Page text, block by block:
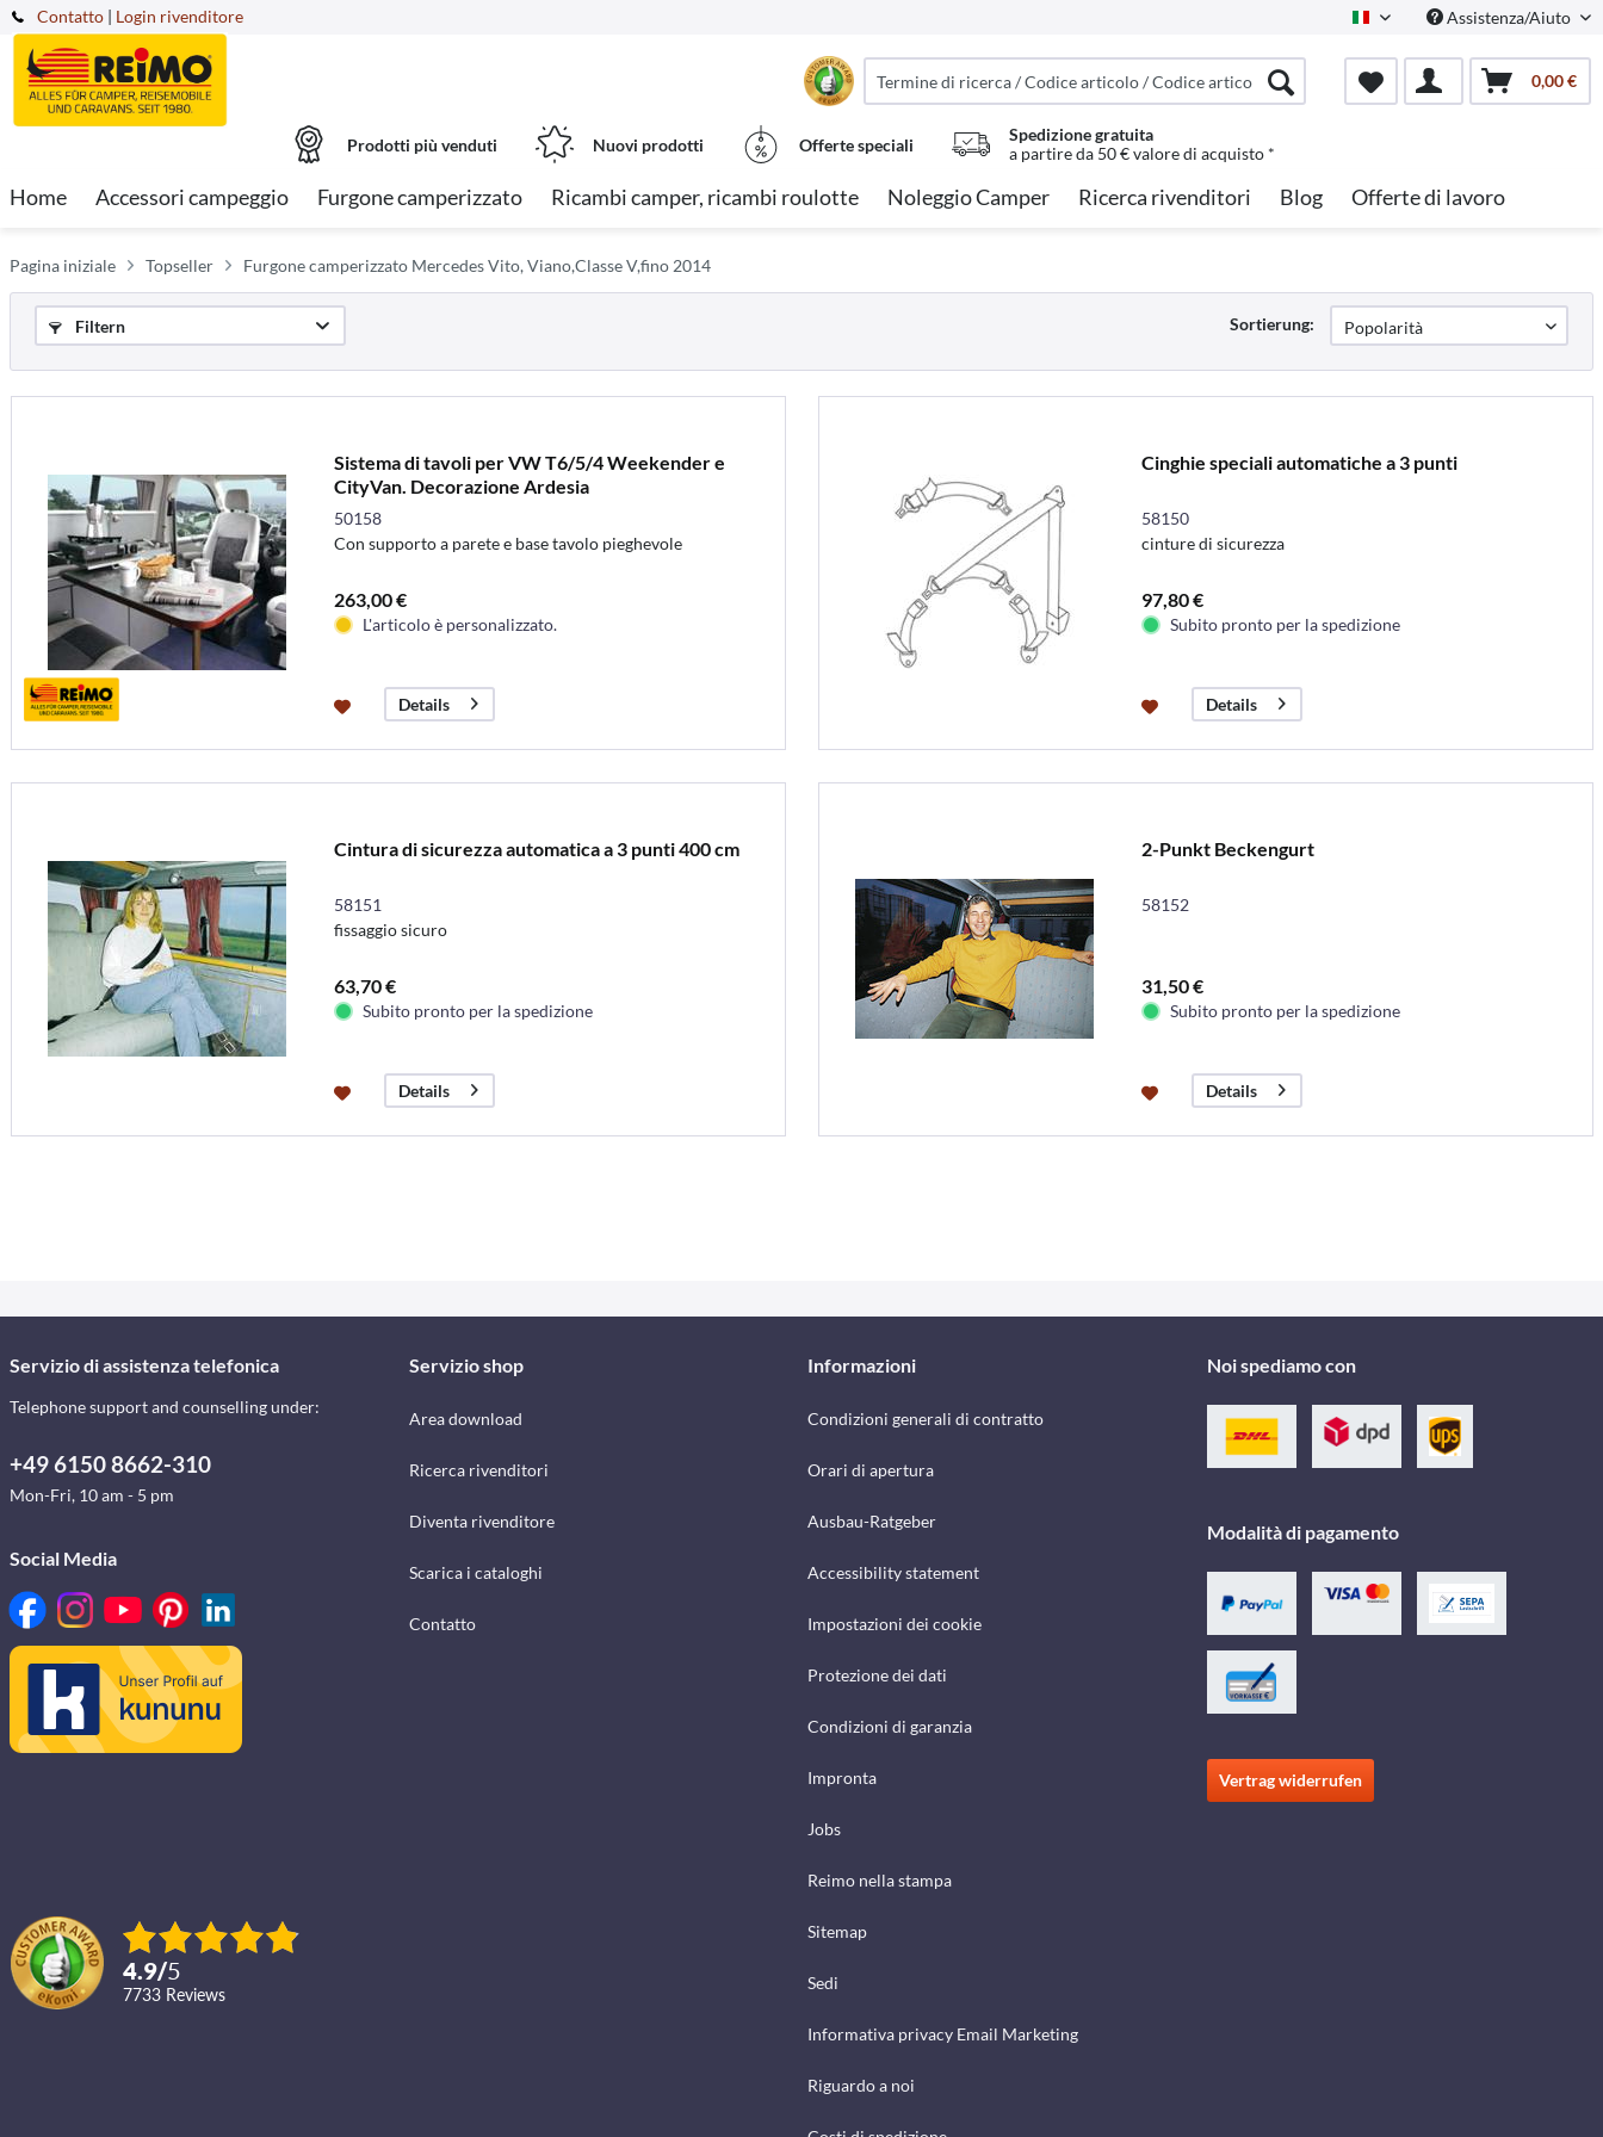
Contatto Italian Assistenza/Aiuto
| Login rivenditore
0,00 €
Prodotti più venduti Nuovi prodotti Offerte speciali
Spedizione gratuita
a partire da 50 € valore di acquisto *
Home Accessori campeggio Furgone camperizzato Ricambi camper, ricambi roulotte Noleggio Camper Ricerca rivenditori Blog Offerte di lavoro
Pagina iniziale Topseller Furgone camperizzato Mercedes Vito, Viano,Classe V,fino 2014
Filtern Sortierung:
Sistema di tavoli per VW T6/5/4 Weekender e
CityVan. Decorazione Ardesia
50158
Con supporto a parete e base tavolo pieghevole
263,00 €
L'articolo è personalizzato.
Details
Cinghie speciali automatiche a 3 punti
58150
cinture di sicurezza
97,80 €
Subito pronto per la spedizione
Details
Cintura di sicurezza automatica a 3 punti 400 cm
58151
fissaggio sicuro
63,70 €
Subito pronto per la spedizione
Details
2-Punkt Beckengurt
58152
31,50 €
Subito pronto per la spedizione
Details
Servizio di assistenza telefonica
Telephone support and counselling under:
+49 6150 8662-310
Mon-Fri, 10 am - 5 pm
Social Media
4.9/5
7733 reviews
Servizio shop
Area download
Ricerca rivenditori
Diventa rivenditore
Scarica i cataloghi
Contatto
Informazioni
Condizioni generali di contratto
Orari di apertura
Ausbau-Ratgeber
Accessibility statement
Impostazioni dei cookie
Protezione dei dati
Condizioni di garanzia
Impronta
Jobs
Reimo nella stampa
Sitemap
Sedi
Informativa privacy Email Marketing
Riguardo a noi
Noi spediamo con
Modalità di pagamento
Vertrag widerrufen